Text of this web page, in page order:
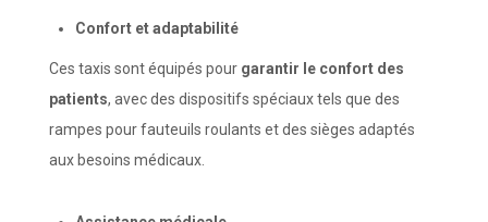
Confort etadaptabilité
Ces taxis sont équipés pour garantir le confort des
patients, avec des dispositifs spéciaux tels que des
rampes pour fauteuils roulants et des sièges adaptés
aux besoins médicaux.